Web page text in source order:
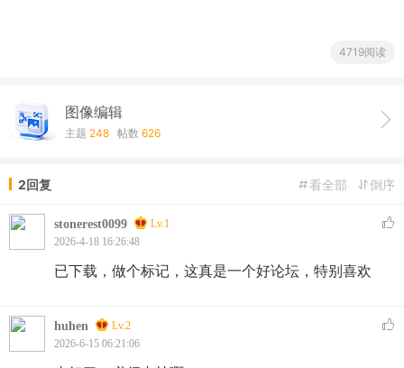
4719阅读
图像编辑
主题 248 帖数 626
2回复 倒序
看全部
stonerest0099
Lv.1
2026-4-18 16:26:48
已下载，做个标记，这真是一个好论坛，特别喜欢
huhen
Lv.2
2026-6-15 06:21:06